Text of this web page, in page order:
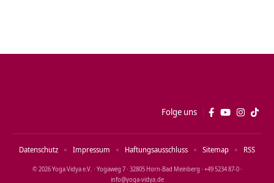
Folge uns
© 2026 Yoga Vidya e.V. · Yogaweg 7 · 32805 Horn‑Bad Meinberg · +49 5234 87‑0 ·
info@yoga‑vidya.de
Datenschutz Impressum Haftungsausschluss Sitemap RSS